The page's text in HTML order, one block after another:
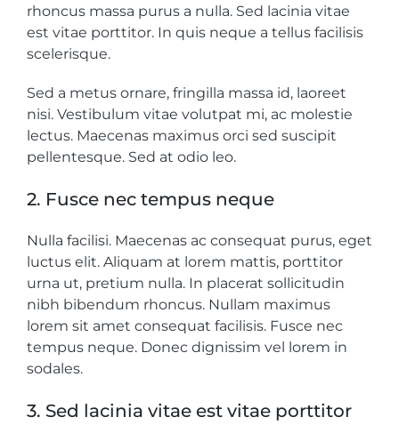
rhoncus massa purus a nulla. Sed lacinia vitae
est vitae porttitor. In quis neque a tellus facilisis
scelerisque.
Sed a metus ornare, fringilla massa id, laoreet
nisi. Vestibulum vitae volutpat mi, ac molestie
lectus. Maecenas maximus orci sed suscipit
pellentesque. Sed at odio leo.
2. Fusce nec tempus neque
Nulla facilisi. Maecenas ac consequat purus, eget
luctus elit. Aliquam at lorem mattis, porttitor
urna ut, pretium nulla. In placerat sollicitudin
nibh bibendum rhoncus. Nullam maximus
lorem sit amet consequat facilisis. Fusce nec
tempus neque. Donec dignissim vel lorem in
sodales.
3. Sed lacinia vitae est vitae porttitor